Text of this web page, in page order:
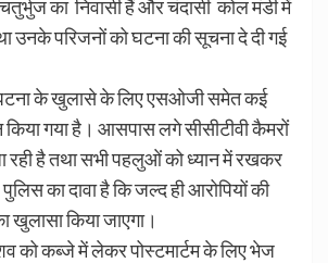
का निवासी हैं और चंदासी कोल मंडी में
उनके परिजनों को घटना की सूचना दे दी गई
घटना के खुलासे के लिए एसओजी समेत कई
किया गया है। आसपास लगे सीसीटीवी कैमरों
है तथा सभी पहलुओं को ध्यान में रखकर
का दावा है कि जल्द ही आरोपियों की
खुलासा किया जाएगा।
को कब्जे में लेकर पोस्टमार्टम के लिए भेज